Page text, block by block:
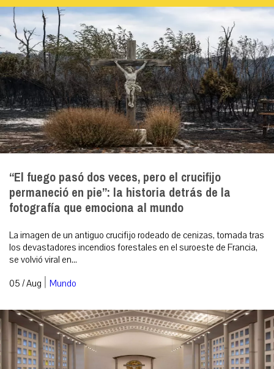
“El fuego pasó dos veces, pero el crucifijo
permaneció en pie”: la historia detrás de la
fotografía que emociona al mundo
La imagen de un antiguo crucifijo rodeado de cenizas, tomada tras
los devastadores incendios forestales en el suroeste de Francia,
se volvió viral en...
05 / Aug | Mundo